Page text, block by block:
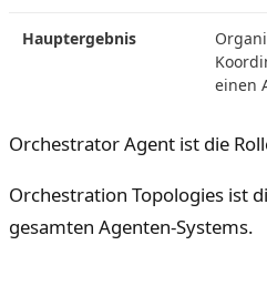
Hauptergebnis
einen
Orchestrator Agent ist die
Orchestration Topologies ist
gesamten Agenten-Systems.